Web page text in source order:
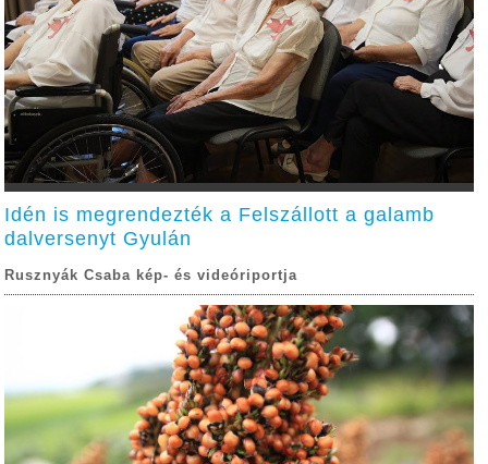
Idén is megrendezték a Felszállott a galamb
dalversenyt Gyulán
Rusznyák Csaba kép- és videóriportja